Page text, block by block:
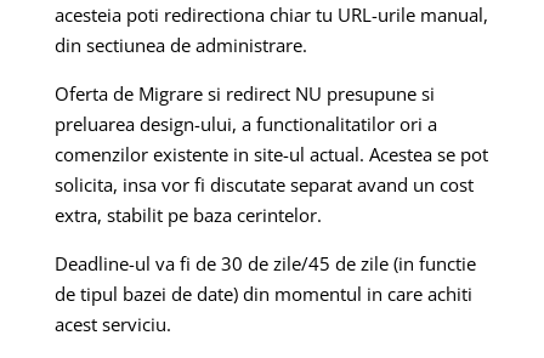
acesteia poti redirectiona chiar tu URL-urile manual,
din sectiunea de administrare.
Oferta de Migrare si redirect NU presupune si
preluarea design-ului, a functionalitatilor ori a
comenzilor existente in site-ul actual. Acestea se pot
solicita, insa vor fi discutate separat avand un cost
extra, stabilit pe baza cerintelor.
Deadline-ul va fi de 30 de zile/45 de zile (in functie
de tipul bazei de date) din momentul in care achiti
acest serviciu.